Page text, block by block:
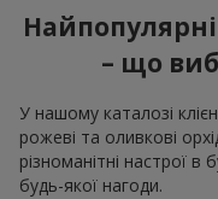
– що
У нашому каталозі
рожеві та оливкові
різноманітні настрої в
будь-якої нагоди.